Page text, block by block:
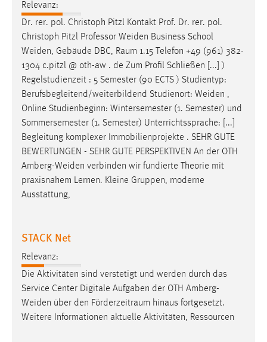
Relevanz:
Dr. rer. pol. Christoph Pitzl Kontakt Prof. Dr. rer. pol.
Christoph Pitzl Professor Weiden Business School
Weiden, Gebäude DBC, Raum 1.15 Telefon +49 (961) 382-
1304 c.pitzl @ oth-aw . de Zum Profil Schließen [...] )
Regelstudienzeit : 5 Semester (90 ECTS ) Studientyp:
Berufsbegleitend/weiterbildend Studienort: Weiden ,
Online Studienbeginn: Wintersemester (1. Semester) und
Sommersemester (1. Semester) Unterrichtssprache: [...]
Begleitung komplexer Immobilienprojekte . SEHR GUTE
BEWERTUNGEN - SEHR GUTE PERSPEKTIVEN An der OTH
Amberg-Weiden verbinden wir fundierte Theorie mit
praxisnahem Lernen. Kleine Gruppen, moderne
Ausstattung,
STACK Net
Relevanz:
Die Aktivitäten sind verstetigt und werden durch das
Service Center Digitale Aufgaben der OTH Amberg-
Weiden über den Förderzeitraum hinaus fortgesetzt.
Weitere Informationen aktuelle Aktivitäten, Ressourcen